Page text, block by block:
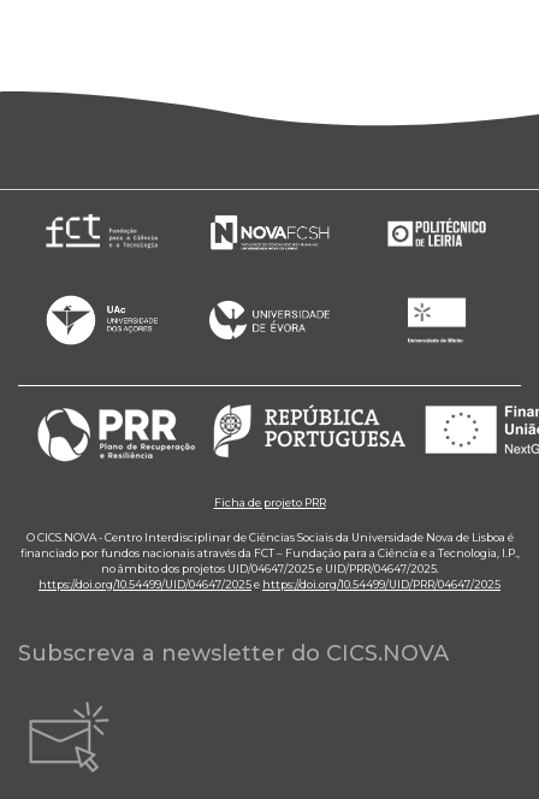
Ficha de projeto PRR
O CICS.NOVA - Centro Interdisciplinar de Ciências Sociais da Universidade Nova de Lisboa é
financiado por fundos nacionais através da FCT – Fundação para a Ciência e a Tecnologia, I.P.,
no âmbito dos projetos UID/04647/2025 e UID/PRR/04647/2025.
https://doi.org/10.54499/UID/04647/2025e https://doi.org/10.54499/UID/PRR/04647/2025
Subscreva a newsletter do CICS.NOVA